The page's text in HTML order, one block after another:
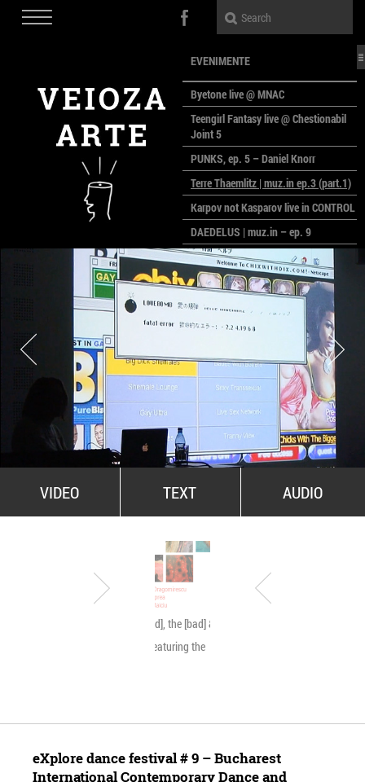
EVENIMENTE
Byetone live @ MNAC
Teengirl Fantasy live @ Chestionabil
Joint 5
PUNKS, ep. 5 – Daniel Knorr
Terre Thaemlitz | muz.in ep.3 (part.1)
Karpov not Kasparov live in CONTROL
DAEDELUS | muz.in – ep. 9
LALELE, LALELE – prima premieră a
anului la MACAZ
CinePOLSKA – filme poloneze la
București
PEOPLE OF ROMANIA se lansează la
All Stars For Outernational
VIDEO TEXT AUDIO
The [good], the [bad] & the
[ugly]… featuring the
eXplore dance festival # 9 – Bucharest
International Contemporary Dance and